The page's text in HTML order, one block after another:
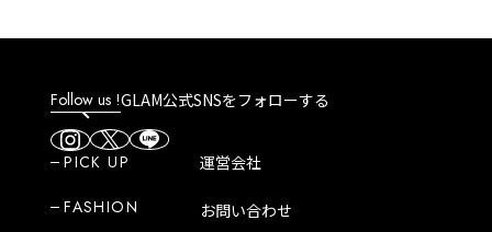
Follow us !GLAM公式SNSをフォローする
PICK UP
FASHION
運営会社
お問い合わせ